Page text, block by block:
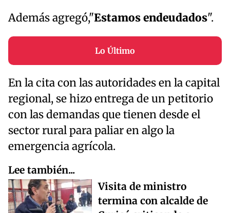
Además agregó,"Estamos endeudados".
Lo Último
En la cita con las autoridades en la capital
regional, se hizo entrega de un petitorio
con las demandas que tienen desde el
sector rural para paliar en algo la
emergencia agrícola.
Lee también...
Visita de ministro
termina con alcalde de